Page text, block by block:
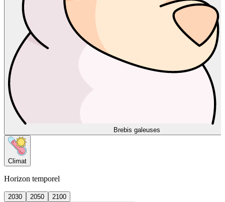
Brebis galeuses
Climat
Horizon temporel
2030 2050
2100